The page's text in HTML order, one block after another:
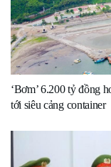
‘Bơm’ 6.200 tỷ đồng
tới siêu cảng container